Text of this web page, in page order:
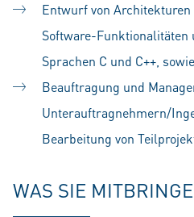
Entwurf von
Software-
Sprachen C und C++,
Beauftragung und
Unterauftragnehmern/
Bearbeitung von
WAS SIE